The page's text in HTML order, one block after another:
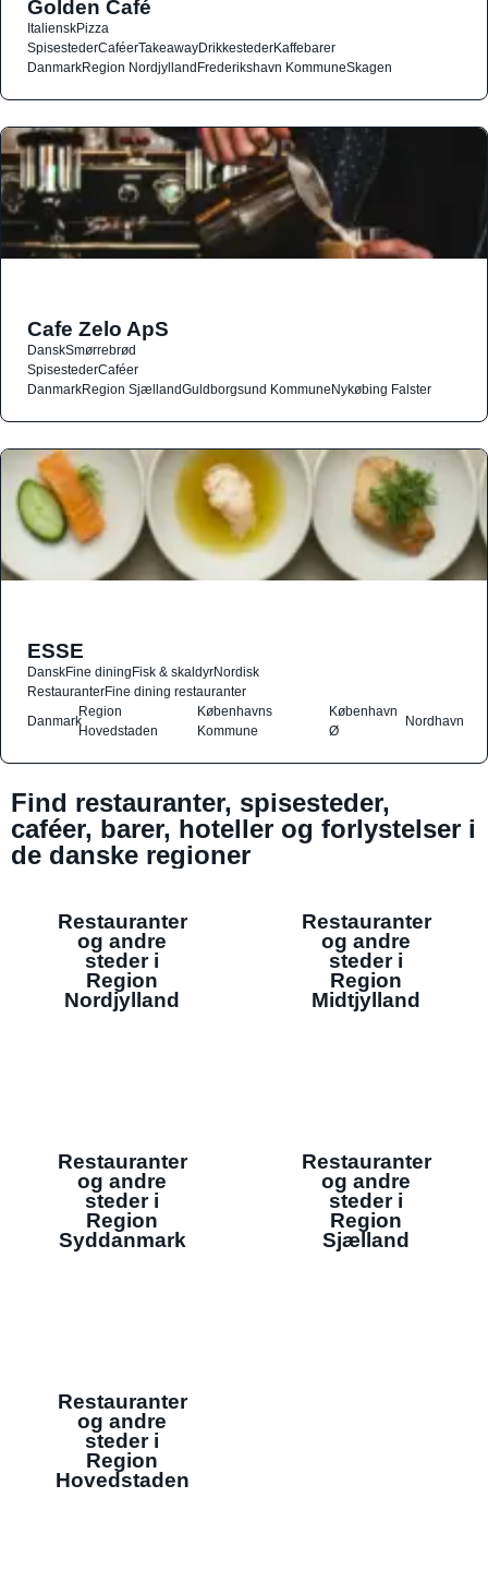
Golden Café
ItalienskPizza
SpisestederCaféerTakeawayDrikkestederKaffebarer
DanmarkRegion NordjyllandFrederikshavn KommuneSkagen
Cafe Zelo ApS
DanskSmørrebrød
SpisestederCaféer
DanmarkRegion SjællandGuldborgsund KommuneNykøbing Falster
ESSE
DanskFine diningFisk & skaldyrNordisk
RestauranterFine dining restauranter
Danmark
Region
Hovedstaden
Københavns
Kommune
København
Ø
Nordhavn
Find restauranter, spisesteder,
caféer, barer, hoteller og forlystelser i
de danske regioner
Restauranter
og andre
steder i
Region
Nordjylland
Restauranter
og andre
steder i
Region
Midtjylland
Restauranter
og andre
steder i
Region
Syddanmark
Restauranter
og andre
steder i
Region
Sjælland
Restauranter
og andre
steder i
Region
Hovedstaden